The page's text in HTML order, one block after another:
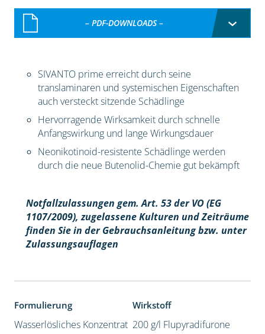
– PDF-DOWNLOADS –
SIVANTO prime erreicht durch seine
translaminaren und systemischen Eigenschaften
auch versteckt sitzende Schädlinge
Hervorragende Wirksamkeit durch schnelle
Anfangswirkung und lange Wirkungsdauer
Neonikotinoid-resistente Schädlinge werden
durch die neue Butenolid-Chemie gut bekämpft
Notfallzulassungen gem. Art. 53 der VO (EG
1107/2009), zugelassene Kulturen und Zeiträume
finden Sie in der Gebrauchsanleitung bzw. unter
Zulassungsauflagen
Formulierung
Wasserlösliches Konzentrat
Wirkstoff
200 g/l Flupyradifurone